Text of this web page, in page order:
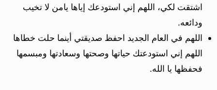
اشتقت لكي، اللهم إني استودعك إياها يامن لا تخيب
ودائعه.
اللهم في العام الجديد احفظ صديقتي أينما حلت خطاها
اللهم إني استودعتك حياتها وصحتها وسعادتها ومبسمها
فحفظها يا الله.